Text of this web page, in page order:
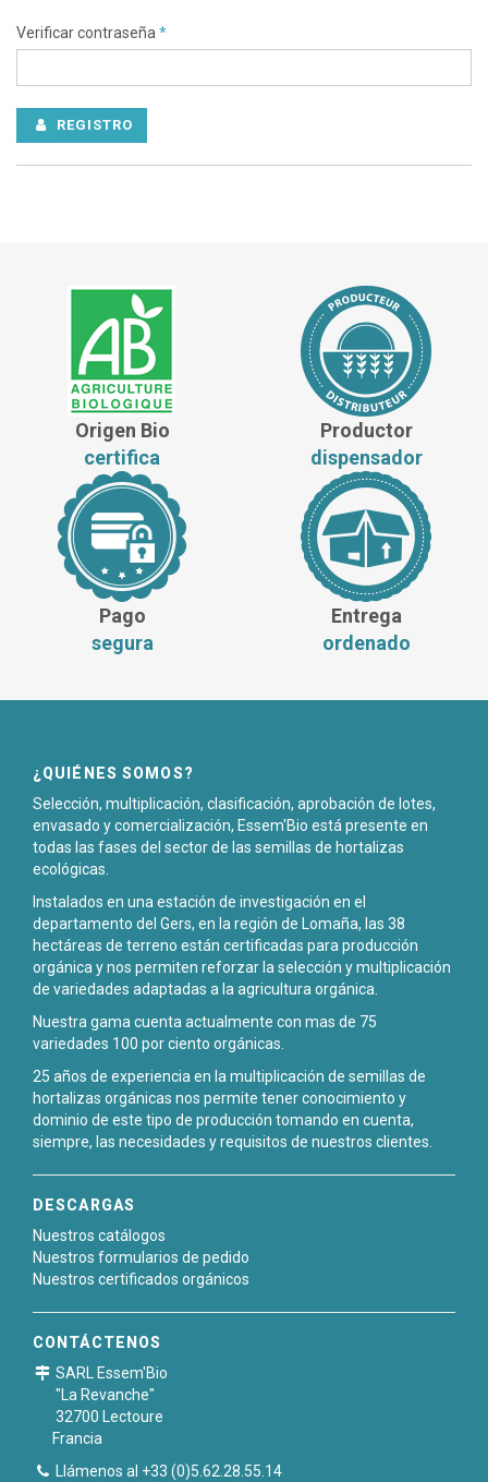
Verificar contraseña *
REGISTRO
Origen Bio
certifica
Productor
dispensador
Pago
segura
Entrega
ordenado
¿QUIÉNES SOMOS?
Selección, multiplicación, clasificación, aprobación de lotes,
envasado y comercialización, Essem'Bio está presente en
todas las fases del sector de las semillas de hortalizas
ecológicas.
Instalados en una estación de investigación en el
departamento del Gers, en la región de Lomaña, las 38
hectáreas de terreno están certificadas para producción
orgánica y nos permiten reforzar la selección y multiplicación
de variedades adaptadas a la agricultura orgánica.
Nuestra gama cuenta actualmente con mas de 75
variedades 100 por ciento orgánicas.
25 años de experiencia en la multiplicación de semillas de
hortalizas orgánicas nos permite tener conocimiento y
dominio de este tipo de producción tomando en cuenta,
siempre, las necesidades y requisitos de nuestros clientes.
DESCARGAS
Nuestros catálogos
Nuestros formularios de pedido
Nuestros certificados orgánicos
CONTÁCTENOS
SARL Essem'Bio
"La Revanche"
32700 Lectoure
Francia
Llámenos al +33 (0)5.62.28.55.14